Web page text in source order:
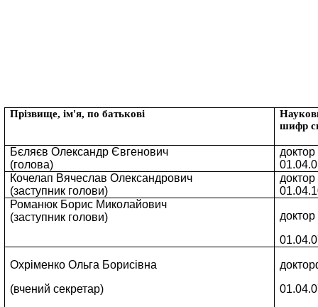
Прізвище, ім'я, по батькові
шифр
Бєляєв Олександр Євгенович
(голова)
доктор
Кочелап Вячеслав Олександрович
(заступник голови)
доктор
Романюк Борис Миколайович
(заступник голови)
доктор
Охріменко Ольга Борисівна
(вчений секретар)
Олександр Євгенович
доктор фіз.-
1
Вячеслав Олександрович
голови)
доктор фіз.-
Борис Миколайович